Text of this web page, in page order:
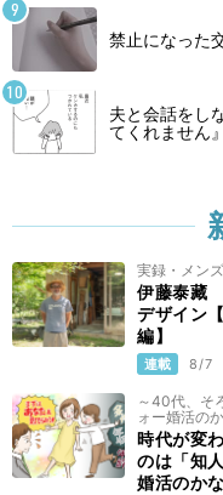
禁止になった
夫と会話をし
てくれません
実録・メン
伊藤泰藏
デザイン
編】
連載 8/7
～40代、そ
ォー婚活の
時代が変
のは「知
婚活のか